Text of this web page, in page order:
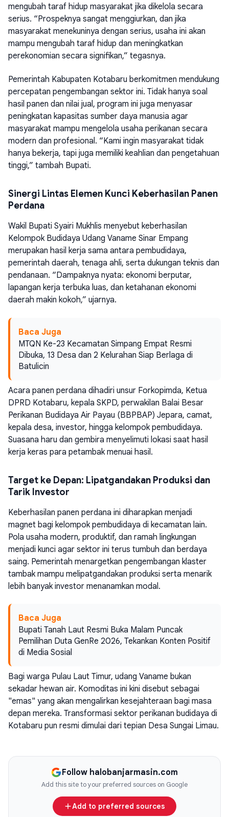
mengubah taraf hidup masyarakat jika dikelola secara
serius. “Prospeknya sangat menggiurkan, dan jika
masyarakat menekuninya dengan serius, usaha ini akan
mampu mengubah taraf hidup dan meningkatkan
perekonomian secara signifikan,” tegasnya.
Pemerintah Kabupaten Kotabaru berkomitmen mendukung
percepatan pengembangan sektor ini. Tidak hanya soal
hasil panen dan nilai jual, program ini juga menyasar
peningkatan kapasitas sumber daya manusia agar
masyarakat mampu mengelola usaha perikanan secara
modern dan profesional. “Kami ingin masyarakat tidak
hanya bekerja, tapi juga memiliki keahlian dan pengetahuan
tinggi,” tambah Bupati.
Sinergi Lintas Elemen Kunci Keberhasilan Panen
Perdana
Wakil Bupati Syairi Mukhlis menyebut keberhasilan
Kelompok Budidaya Udang Vaname Sinar Empang
merupakan hasil kerja sama antara pembudidaya,
pemerintah daerah, tenaga ahli, serta dukungan teknis dan
pendanaan. “Dampaknya nyata: ekonomi berputar,
lapangan kerja terbuka luas, dan ketahanan ekonomi
daerah makin kokoh,” ujarnya.
Baca Juga
MTQN Ke-23 Kecamatan Simpang Empat Resmi
Dibuka, 13 Desa dan 2 Kelurahan Siap Berlaga di
Batulicin
Acara panen perdana dihadiri unsur Forkopimda, Ketua
DPRD Kotabaru, kepala SKPD, perwakilan Balai Besar
Perikanan Budidaya Air Payau (BBPBAP) Jepara, camat,
kepala desa, investor, hingga kelompok pembudidaya.
Suasana haru dan gembira menyelimuti lokasi saat hasil
kerja keras para petambak menuai hasil.
Target ke Depan: Lipatgandakan Produksi dan
Tarik Investor
Keberhasilan panen perdana ini diharapkan menjadi
magnet bagi kelompok pembudidaya di kecamatan lain.
Pola usaha modern, produktif, dan ramah lingkungan
menjadi kunci agar sektor ini terus tumbuh dan berdaya
saing. Pemerintah menargetkan pengembangan klaster
tambak mampu melipatgandakan produksi serta menarik
lebih banyak investor menanamkan modal.
Baca Juga
Bupati Tanah Laut Resmi Buka Malam Puncak
Pemilihan Duta GenRe 2026, Tekankan Konten Positif
di Media Sosial
Bagi warga Pulau Laut Timur, udang Vaname bukan
sekadar hewan air. Komoditas ini kini disebut sebagai
"emas" yang akan mengalirkan kesejahteraan bagi masa
depan mereka. Transformasi sektor perikanan budidaya di
Kotabaru pun resmi dimulai dari tepian Desa Sungai Limau.
Follow halobanjarmasin.com
Add this site to your preferred sources on Google
Add to preferred sources